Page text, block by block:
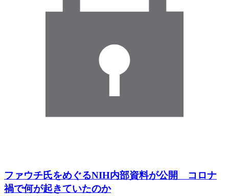
ファウチ氏をめぐるNIH内部資料が公開 コロナ
禍で何が起きていたのか